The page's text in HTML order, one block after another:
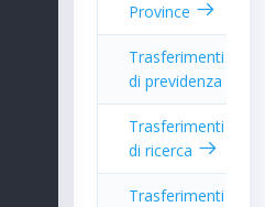
Province
Trasferimenti
di previdenza
Trasferimenti
di ricerca
Trasferimenti